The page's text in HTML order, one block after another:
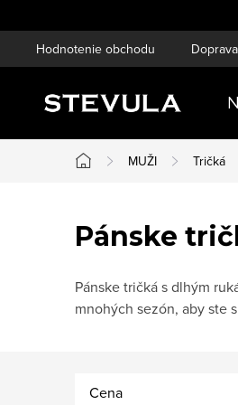
na
Hodnotenie obchodu
Domov
MUŽI Tričká
Pánske
Pánske tričká s dlhým
mnohých sezón, aby ste
Cena